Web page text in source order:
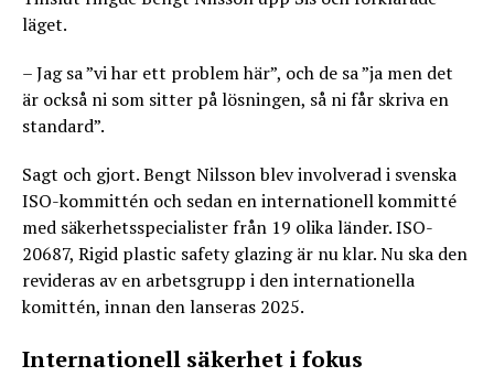
läget.
– Jag sa ”vi har ett problem här”, och de sa ”ja men det
är också ni som sitter på lösningen, så ni får skriva en
standard”.
Sagt och gjort. Bengt Nilsson blev involverad i svenska
ISO-kommittén och sedan en internationell kommitté
med säkerhetsspecialister från 19 olika länder. ISO-
20687, Rigid plastic safety glazing är nu klar. Nu ska den
revideras av en arbetsgrupp i den internationella
komittén, innan den lanseras 2025.
Internationell säkerhet i fokus